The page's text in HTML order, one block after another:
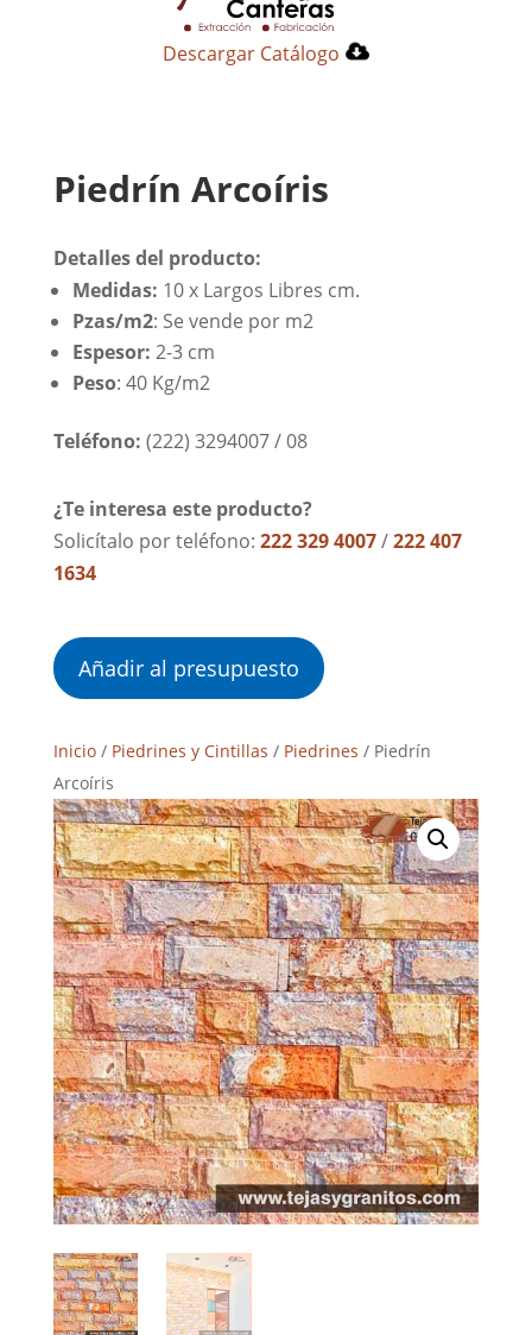
Descargar Catálogo
Piedrín Arcoíris
Detalles del producto:
Medidas: 10 x Largos Libres cm.
Pzas/m2: Se vende por m2
Espesor: 2-3 cm
Peso: 40 Kg/m2
Teléfono: (222) 3294007 / 08
¿Te interesa este producto?
Solicítalo por teléfono: 222 329 4007/222 407
1634
Añadir al presupuesto
Inicio/ Piedrines y Cintillas / Piedrines / Piedrín
Arcoíris